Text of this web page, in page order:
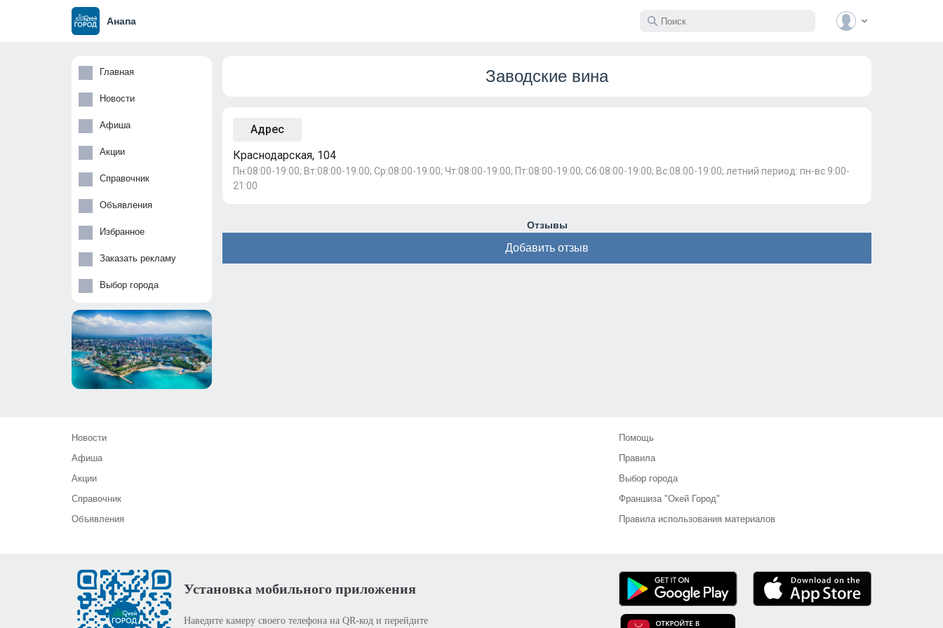
Анапа
Главная
Новости
Афиша
Акции
Справочник
Объявления
Избранное
Заказать рекламу
Выбор города
Заводские вина
Адрес
Краснодарская, 104
Пн:08:00-19:00; Вт:08:00-19:00; Ср:08:00-19:00; Чт:08:00-19:00; Пт:08:00-19:00; Сб:08:00-19:00; Вс:08:00-19:00; летний период: пн-вс 9:00-
21:00
Отзывы
Добавить отзыв
Новости
Афиша
Акции
Справочник
Объявления
Помощь
Правила
Выбор города
Франшиза "Окей Город"
Правила использования материалов
Установка мобильного приложения
Наведите камеру своего телефона на QR-код и перейдите